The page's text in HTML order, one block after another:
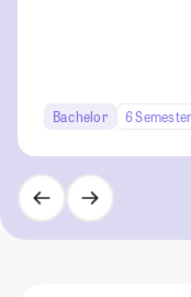
Bachelor 6 Semester